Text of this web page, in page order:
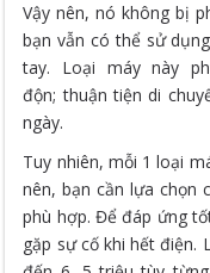
Vậy nên, nó không bị
bạn vẫn có thể sử
tay. Loại máy này
độn; thuận tiện di
ngày.
Tuy nhiên, mỗi 1 loại
nên, bạn cần lựa chọn
phù hợp. Để đáp ứng
gặp sự cố khi hết điện.